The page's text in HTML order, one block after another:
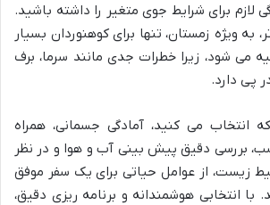
لازم برای شرایط جوی متغیر را داشته باشید.
به ویژه زمستان، تنها برای کوهنوردان بسیار
می شود، زیرا خطرات جدی مانند سرما، برف
پی دارد.
انتخاب می کنید، آمادگی جسمانی، همراه
بررسی دقیق پیش بینی آب و هوا و در نظر
زیست، از عوامل حیاتی برای یک سفر موفق
با انتخابی هوشمندانه و برنامه ریزی دقیق،